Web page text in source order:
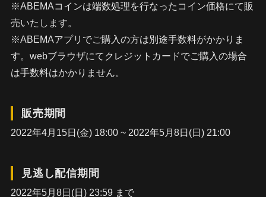
※ABEMAコインは端数処理を行なったコイン価格にて販
売いたします。
※ABEMAアプリでご購入の方は別途手数料がかかりま
す。webブラウザにてクレジットカードでご購入の場合
は手数料はかかりません。
販売期間
2022年4月15日(金) 18:00 ~ 2022年5月8日(日) 21:00
見逃し配信期間
2022年5月8日(日) 23:59 まで